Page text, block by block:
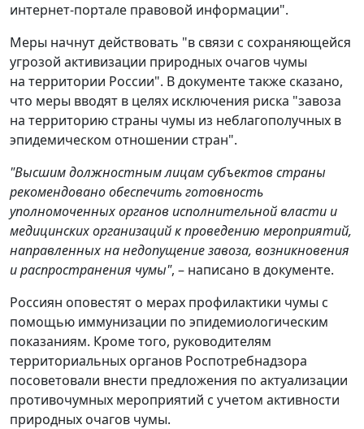
интернет-портале правовой информации".
Меры начнут действовать "в связи с сохраняющейся
угрозой активизации природных очагов чумы
на территории России". В документе также сказано,
что меры вводят в целях исключения риска "завоза
на территорию страны чумы из неблагополучных в
эпидемическом отношении стран".
"Высшим должностным лицам субъектов страны
рекомендовано обеспечить готовность
уполномоченных органов исполнительной власти и
медицинских организаций к проведению мероприятий,
направленных на недопущение завоза, возникновения
и распространения чумы", – написано в документе.
Россиян оповестят о мерах профилактики чумы с
помощью иммунизации по эпидемиологическим
показаниям. Кроме того, руководителям
территориальных органов Роспотребнадзора
посоветовали внести предложения по актуализации
противочумных мероприятий с учетом активности
природных очагов чумы.